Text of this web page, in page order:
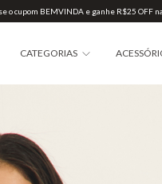
o cupom BEMVINDA e ganhe R$25 OFF
CATEGORIAS